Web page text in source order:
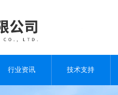
行业资讯 技术支持